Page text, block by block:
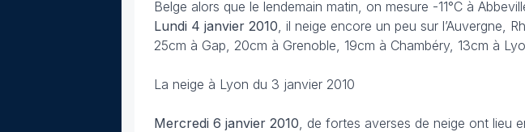
Belge alors que le lendemain matin, on mesure -11°C à
Lundi 4 janvier 2010, il neige encore un peu sur l’Auvergne,
25cm à Gap, 20cm à Grenoble, 19cm à Chambéry, 13cm à
La neige à Lyon du 3 janvier 2010
Mercredi 6 janvier 2010, de fortes averses de neige ont lieu